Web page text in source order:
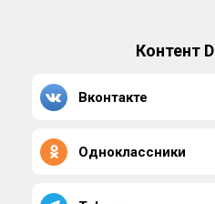
Контент
Вконтакте
Одноклассники